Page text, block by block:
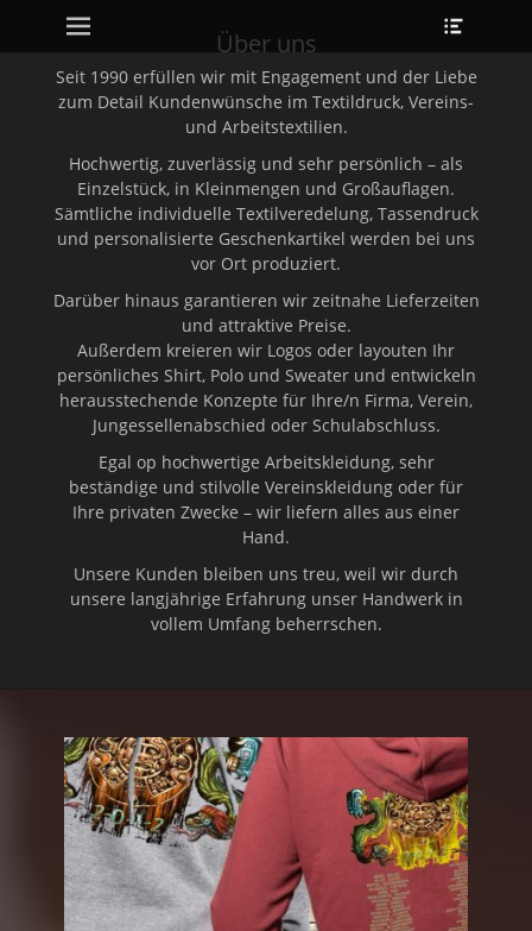
Erstes Menü
Zum
Inhalt:
Über uns
Seit 1990 erfüllen wir mit Engagement und der Liebe
zum Detail Kundenwünsche im Textildruck, Vereins-
und Arbeitstextilien.
Hochwertig, zuverlässig und sehr persönlich – als
Einzelstück, in Kleinmengen und Großauflagen.
Sämtliche individuelle Textilveredelung, Tassendruck
und personalisierte Geschenkartikel werden bei uns
vor Ort produziert.
Darüber hinaus garantieren wir zeitnahe Lieferzeiten
und attraktive Preise.
Außerdem kreieren wir Logos oder layouten Ihr
persönliches Shirt, Polo und Sweater und entwickeln
herausstechende Konzepte für Ihre/n Firma, Verein,
Jungessellenabschied oder Schulabschluss.
Egal op hochwertige Arbeitskleidung, sehr
beständige und stilvolle Vereinskleidung oder für
Ihre privaten Zwecke – wir liefern alles aus einer
Hand.
Unsere Kunden bleiben uns treu, weil wir durch
unsere langjährige Erfahrung unser Handwerk in
vollem Umfang beherrschen.